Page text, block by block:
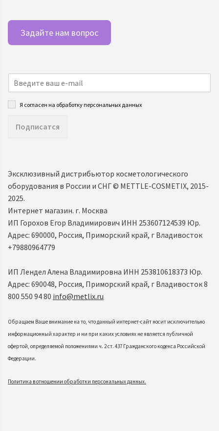
Задайте нам вопрос
Я согласен на обработку персональных данных
Подписатся
Эксклюзивный дистрибьютор косметологического
оборудования в России и СНГ ©️ METTLE-COSMETIX, 2015-
2025.
Интернет магазин. г. Москва
ИП Горохов Егор Владимирович ИНН 253607124539 Юр.
Адрес: 690000, Россия, Приморский край, г Владивосток
+79880964779
ИП Лендел Алена Владимировна ИНН 253810618373 Юр.
Адрес: 690048, Россия, Приморский край, г Владивосток 8
800 550 94 80 info@metlix.ru
Обращаем Ваше внимание на то, что данный интернет-сайт носит исключительно
информационный характер и ни при каких условиях не является публичной
офертой, определяемой положениями ч. 2 ст. 437 Гражданского кодекса Российской
Федерации.
Политика в отношении обработки персональных данных.